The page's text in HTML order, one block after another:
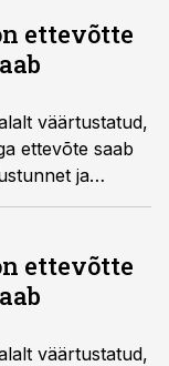
ettevõtte
väärtustatud,
ettevõte saab
ja
selliseid
jaoks aasta
lugemata.
ettevõtte
väärtustatud,